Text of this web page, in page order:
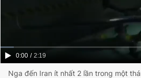
Current
Time
0:00 / Duration
2:19
Nga đến Iran ít nhất 2 lần trong một